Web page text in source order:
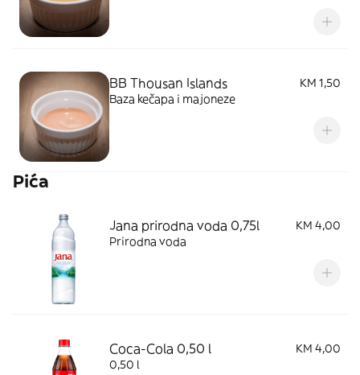
BB Thousan Islands
KM 1,50
Baza kečapa i majoneze
Pića
Jana prirodna voda 0,75l
KM 4,00
Prirodna voda
Coca-Cola 0,50 l
KM 4,00
0,50 l